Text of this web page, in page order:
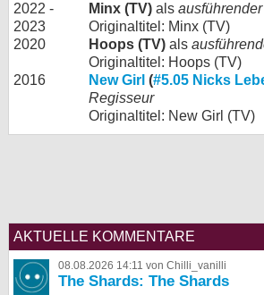
2022 -
2023
Minx (TV) als
Originaltitel: Minx (TV)
2020
Hoops (TV) als
Originaltitel: Hoops (TV)
2016
New Girl (#5.05 Nicks
Regisseur
Originaltitel: New Girl (TV)
AKTUELLE KOMMENTARE
08.08.2026 14:11 von Chilli_vanilli
The Shards: The Shards